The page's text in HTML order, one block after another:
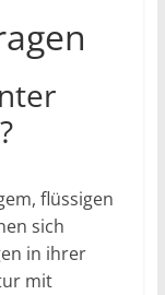
flüssigen
sich
in ihrer
mit